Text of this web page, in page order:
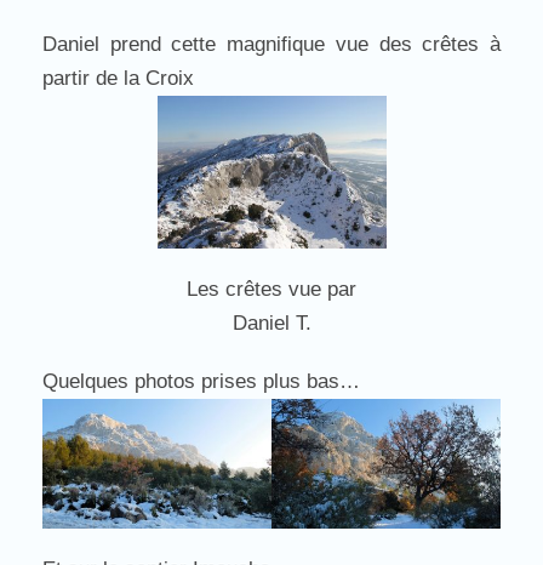
Daniel prend cette magnifique vue des crêtes à
partir de la Croix
Les crêtes vue par
Daniel T.
Quelques photos prises plus bas…